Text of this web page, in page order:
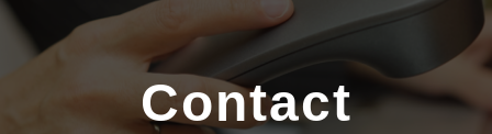
Contact